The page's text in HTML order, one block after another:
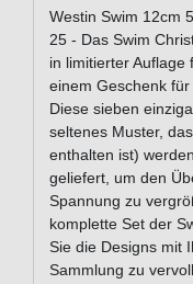
Westin Swim 12cm
25 - Das Swim
in limitierter Auflage
einem Geschenk
Diese sieben
seltenes Muster,
enthalten ist)
geliefert, um den
Spannung zu
komplette Set der
Sie die Designs mit
Sammlung zu